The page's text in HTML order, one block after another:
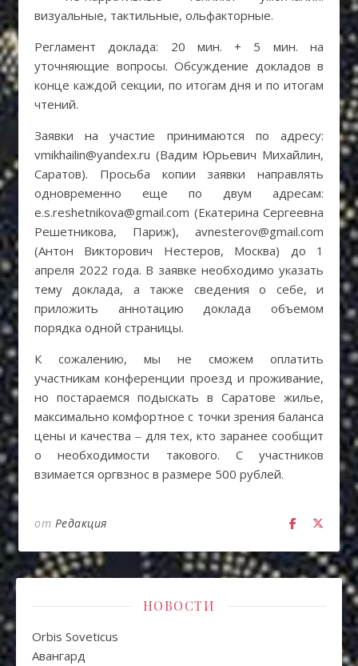
визуальные, тактильные, ольфакторные.
Регламент доклада: 20 мин. + 5 мин. на
уточняющие вопросы. Обсуждение докладов в
конце каждой секции, по итогам дня и по итогам
чтений.
Заявки на участие принимаются по адресу:
vmikhailin@yandex.ru (Вадим Юрьевич Михайлин,
Саратов). Просьба копии заявки направлять
одновременно еще по двум адресам:
e.s.reshetnikova@gmail.com (Екатерина Сергеевна
Решетникова, Париж), avnesterov@gmail.com
(Антон Викторович Нестеров, Москва) до 1
апреля 2022 года. В заявке необходимо указать
тему доклада, а также сведения о себе, и
приложить аннотацию доклада объемом
порядка одной страницы.
К сожалению, мы не сможем оплатить
участникам конференции проезд и проживание,
но постараемся подыскать в Саратове жилье,
максимально комфортное с точки зрения баланса
цены и качества ‒ для тех, кто заранее сообщит
о необходимости такового. С участников
взимается оргвзнос в размере 500 рублей.
от Редакция
НОВОСТИ
Orbis Soveticus
Авангард